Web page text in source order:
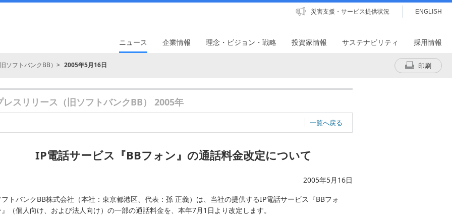
災害支援・サービス提供状況 ENGLISH
ニュース 企業情報 理念・ビジョン・戦略 投資家情報 サステナビリティ 採用情報
ソフトバンクBB） 2005年5月16日 印刷
レスリリース（旧ソフトバンクBB） 2005年
一覧へ戻る
IP電話サービス『BBフォン』の通話料金改定について
2005年5月16日
トバンクBB株式会社（本社：東京都港区、代表：孫 正義）は、当社の提供するIP電話サービス『BBフォ
（個人向け、および法人向け）の一部の通話料金を、本年7月1日より改定します。